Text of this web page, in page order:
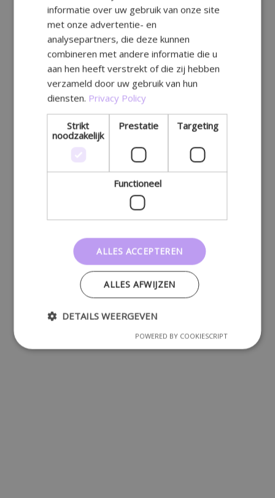
GERMAN
informatie over uw gebruik van onze site
met onze advertentie- en
analysepartners, die deze kunnen
combineren met andere informatie die u
aan hen heeft verstrekt of die zij hebben
verzameld door uw gebruik van hun
diensten. Privacy Policy
Strikt
noodzakelijk
Prestatie Targeting
Functioneel
ALLES ACCEPTEREN
ALLES AFWIJZEN
DETAILS WEERGEVEN
POWERED BY COOKIESCRIPT